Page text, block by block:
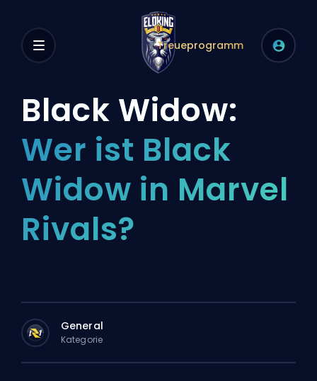
Treueprogramm
Black Widow:
Wer ist Black
Widow in Marvel
Rivals?
General
Kategorie